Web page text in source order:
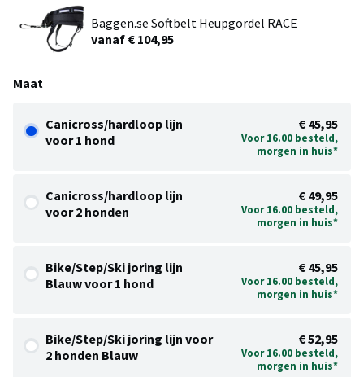
Baggen.se Softbelt Heupgordel RACE
vanaf € 104,95
Maat
Canicross/hardloop lijn
voor 1 hond
€ 45,95
Voor 16.00 besteld,
morgen in huis*
Canicross/hardloop lijn
voor 2 honden
€ 49,95
Voor 16.00 besteld,
morgen in huis*
Bike/Step/Ski joring lijn
Blauw voor 1 hond
€ 45,95
Voor 16.00 besteld,
morgen in huis*
Bike/Step/Ski joring lijn voor
2 honden Blauw
€ 52,95
Voor 16.00 besteld,
morgen in huis*